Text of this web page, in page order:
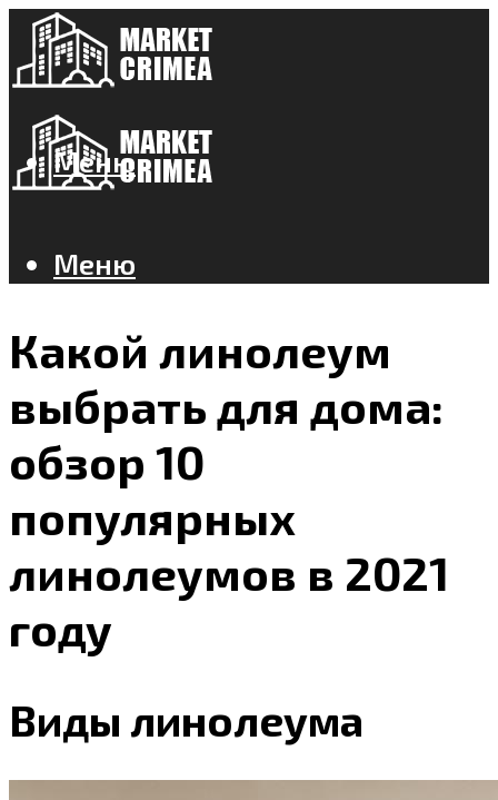
Меню
Меню
Какой линолеум
выбрать для дома:
обзор 10
популярных
линолеумов в 2021
году
Виды линолеума